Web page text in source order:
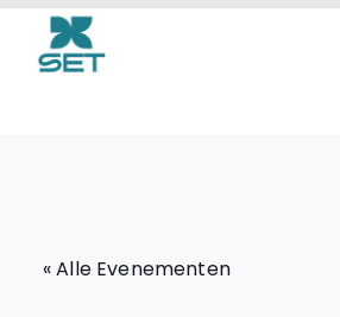
Art & Craft Cafe
« Alle Evenementen